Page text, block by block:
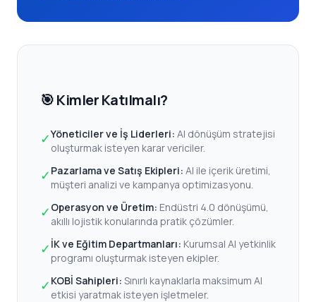
🎯 Kimler Katılmalı?
✓Yöneticiler ve İş Liderleri: AI dönüşüm stratejisi
oluşturmak isteyen karar vericiler.
✓ Pazarlama ve Satış Ekipleri: AI ile içerik üretimi,
müşteri analizi ve kampanya optimizasyonu.
✓ Operasyon ve Üretim: Endüstri 4.0 dönüşümü,
akıllı lojistik konularında pratik çözümler.
✓ İK ve Eğitim Departmanları: Kurumsal AI yetkinlik
programı oluşturmak isteyen ekipler.
✓ KOBİ Sahipleri: Sınırlı kaynaklarla maksimum AI
etkisi yaratmak isteyen işletmeler.